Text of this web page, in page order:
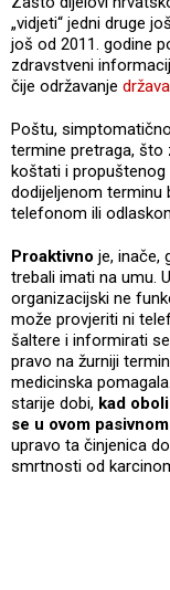
„vidjeti“ jedni druge
još od 2011. godine
zdravstveni
čije održavanje
Poštu,
termine pretraga,
koštati i
dodijeljenom terminu
telefonom ili
Proaktivno je, inače,
trebali imati na umu.
organizacijski ne
može provjeriti ni
šaltere i informirati
pravo na žurniji
medicinska
starije dobi, kad
se u ovom
upravo ta činjenica
smrtnosti od